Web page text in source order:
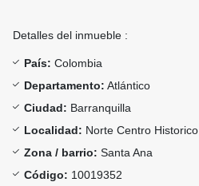
Detalles del inmueble :
País: Colombia
Departamento: Atlántico
Ciudad: Barranquilla
Localidad: Norte Centro Historico
Zona / barrio: Santa Ana
Código: 10019352